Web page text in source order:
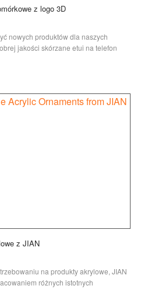
z logo 3D
nowych produktów dla naszych
jakości skórzane etui na telefon
z JIAN
na produkty akrylowe, JIAN
różnych istotnych
etykiety bagażowe,